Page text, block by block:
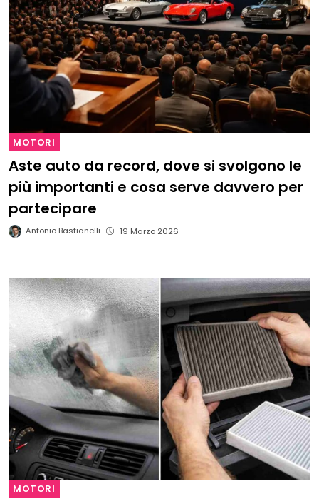
MOTORI
Aste auto da record, dove si svolgono le
più importanti e cosa serve davvero per
partecipare
Antonio Bastianelli 19 Marzo 2026
MOTORI